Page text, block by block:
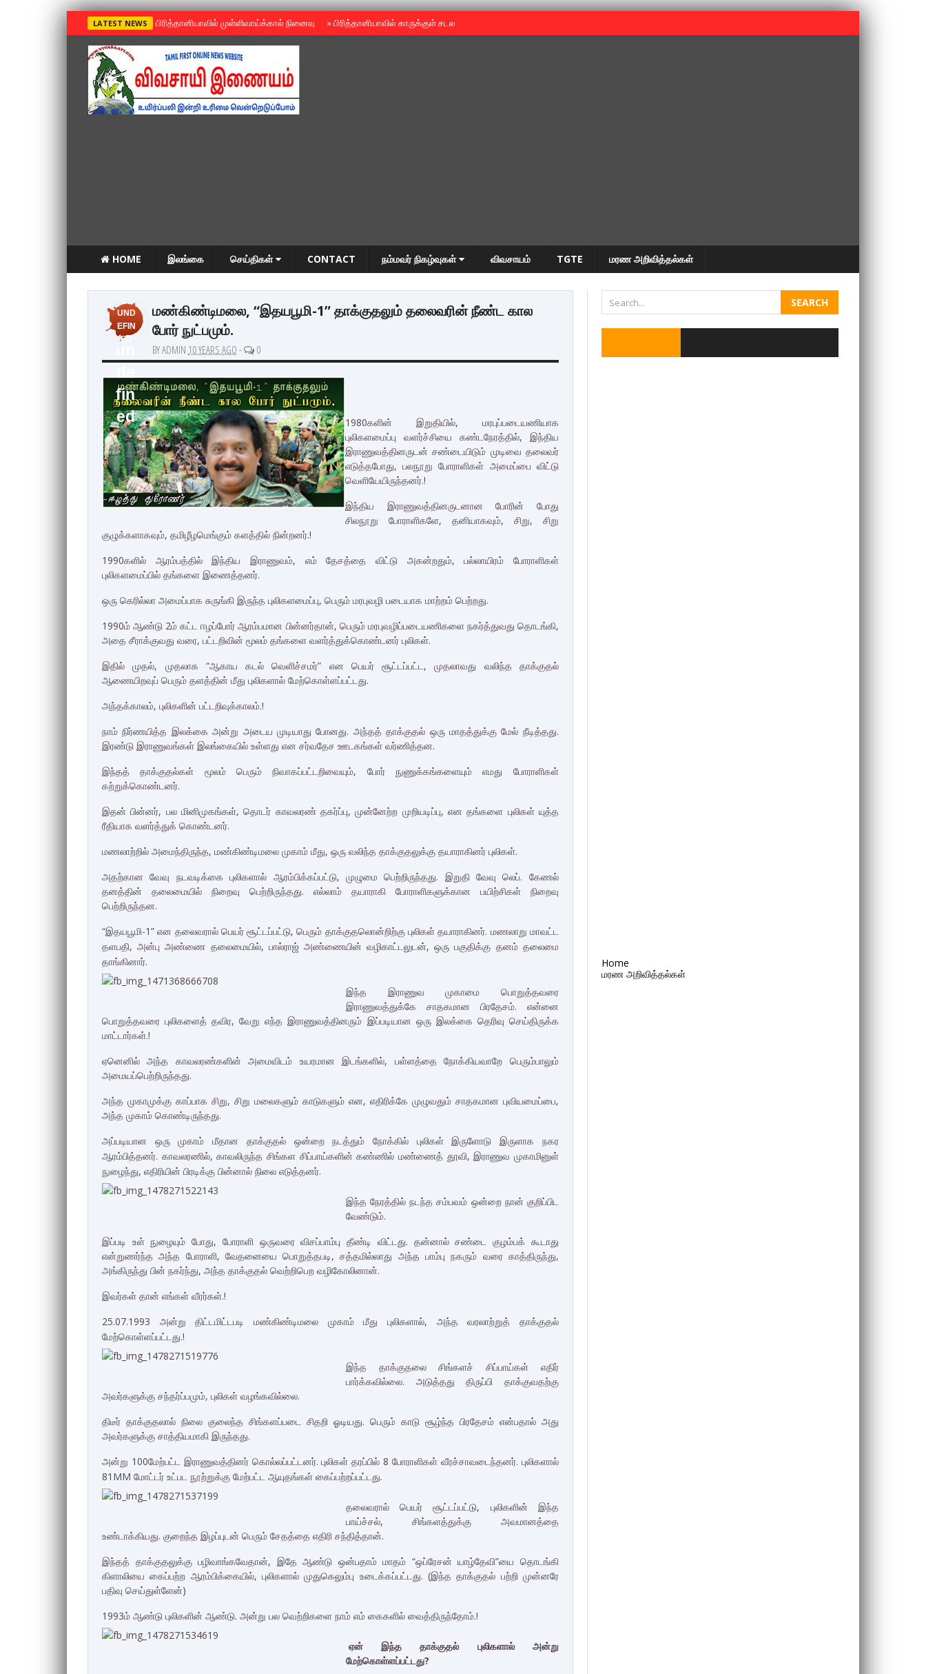
LATEST NEWS »பிரித்தானியாவில் முள்ளிவாய்க்கால் நினைவு »பிரித்தானியாவில் காருக்குள் சடலம் -தமிழருடையதா ?
HOME இலங்கை செய்திகள் CONTACT நம்மவர் நிகழ்வுகள் விவசாயம் TGTE மரண அறிவித்தல்கள்
UND
EFIN
ED
fin
ed
மண்கிண்டிமலை, “இதயபூமி-1” தாக்குதலும் தலைவரின் நீண்ட கால
போர் நுட்பமும்.
BY ADMIN 10 YEARS AGO - 0
1980களின் இறுதியில், மரபுப்படையணியாக
புலிகளமைப்பு வளர்ச்சியை கண்டநேரத்தில், இந்திய
இராணுவத்தினருடன் சண்டையிடும் முடிவை தலைவர்
எடுத்தபோது, பலநூறு போராளிகள் அமைப்பை விட்டு
வெளியேயிருந்தனர்.!
இந்திய இராணுவத்தினருடனான போரின் போது
சிலநூறு போராளிகளே, தனியாகவும், சிறு, சிறு
குழுக்களாகவும், தமிழீழமெங்கும் களத்தில் நின்றனர்.!
1990களில் ஆரம்பத்தில் இந்திய இராணுவம், எம் தேசத்தை விட்டு அகன்றதும், பல்லாயிரம் போராளிகள்
புலிகளமைப்பில் தங்களை இணைத்தனர்.
ஒரு கெரில்லா அமைப்பாக சுருங்கி இருந்த புலிகளமைப்பு, பெரும் மரபுவழி படையாக மாற்றம் பெற்றது.
1990ம் ஆண்டு 2ம் கட்ட ஈழப்போர் ஆரம்பமான பின்னர்தான், பெரும் மரபுவழிப்படையணிகளை நகர்த்துவது தொடங்கி,
அதை சீராக்குவது வரை, பட்டறிவின் மூலம் தங்களை வளர்த்துக்கொண்டனர் புலிகள்.
இதில் முதல், முதலாக “ஆகாய கடல் வெளிச்சமர்” என பெயர் சூட்டப்பட்ட, முதலாவது வலிந்த தாக்குதல்
ஆணையிறவுப் பெரும் தளத்தின் மீது புலிகளால் மேற்கொள்ளப்பட்டது.
அந்தக்காலம், புலிகளின் பட்டறிவுக்காலம்.!
நாம் நிர்ணயித்த இலக்கை அன்று அடைய முடியாது போனது. அந்தத் தாக்குதல் ஒரு மாதத்துக்கு மேல் நீடித்தது.
இரண்டு இராணுவங்கள் இலங்கையில் உள்ளது என சர்வதேச ஊடகங்கள் வர்ணித்தன.
இந்தத் தாக்குதல்கள் மூலம் பெரும் நிவாகப்பட்டறிவையும், போர் நுணுக்கங்களையும் எமது போராளிகள்
கற்றுக்கொண்டனர்.
இதன் பின்னர், பல மினிமுகங்கள், தொடர் காவலரண் தகர்ப்பு, முன்னேற்ற முறியடிப்பு, என தங்களை புலிகள் யுத்த
ரீதியாக வளர்த்துக் கொண்டனர்.
மணலாற்றில் அமைந்திருந்த, மண்கிண்டிமலை முகாம் மீது, ஒரு வலிந்த தாக்குதலுக்கு தயாராகினர் புலிகள்.
அதற்கான வேவு நடவடிக்கை புலிகளால் ஆரம்பிக்கப்பட்டு, முழுமை பெற்றிருந்தது. இறுதி வேவு லெப். கேணல்
தனத்தின் தலைமையில் நிறைவு பெற்றிருந்தது. எல்லாம் தயாராகி போராளிகளுக்கான பயிற்சிகள் நிறைவு
பெற்றிருந்தன.
“இதயபூமி-1” என தலைவரால் பெயர் சூட்டப்பட்டு, பெரும் தாக்குதலொன்றிற்கு புலிகள் தயாராகினர். மணலாறு மாவட்ட
தளபதி, அன்பு அண்ணை தலைமையில், பால்ராஜ் அண்ணையின் வழிகாட்டலுடன், ஒரு பகுதிக்கு தனம் தலைமை
தாங்கினார்.
இந்த இராணுவ முகாமை பொறுத்தவரை
இராணுவத்துக்கே சாதகமான பிரதேசம். என்னை
பொறுத்தவரை புலிகளைத் தவிர, வேறு எந்த இராணுவத்தினரும் இப்படியான ஒரு இலக்கை தெரிவு செய்திருக்க
மாட்டார்கள்.!
ஏனெனில் அந்த காவலரண்களின் அமைவிடம் உயரமான இடங்களில், பள்ளத்தை நோக்கியவாறே பெரும்பாலும்
அமையப்பெற்றிருந்தது.
அந்த முகாமுக்கு காப்பாக சிறு, சிறு மலைகளும் காடுகளும் என, எதிரிக்கே முழுவதும் சாதகமான புவியமைப்பை,
அந்த முகாம் கொண்டிருந்தது.
அப்படியான ஒரு முகாம் மீதான தாக்குதல் ஒன்றை நடத்தும் நோக்கில் புலிகள் இருளோடு இருளாக நகர
ஆரம்பித்தனர். காவலரணில், காவலிருந்த சிங்கள சிப்பாய்களின் கண்ணில் மண்ணைத் தூவி, இராணுவ முகாமினுள்
நுழைந்து, எதிரியின் பிரடிக்கு பின்னால் நிலை எடுத்தனர்.
இந்த நேரத்தில் நடந்த சம்பவம் ஒன்றை நான் குறிப்பிட
வேண்டும்.
இப்படி உள் நுழையும் போது, போராளி ஒருவரை விசப்பாம்பு தீண்டி விட்டது. தன்னால் சண்டை குழம்பக் கூடாது
என்றுணர்ந்த அந்த போராளி, வேதனையை பொறுத்தபடி, சத்தமில்லாது அந்த பாம்பு நகரும் வரை காத்திருந்து,
அங்கிருந்து பின் நகர்ந்து, அந்த தாக்குதல் வெற்றிபெற வழிகோலினான்.
இவர்கள் தான் எங்கள் வீரர்கள்.!
25.07.1993 அன்று திட்டமிட்டபடி மண்கிண்டிமலை முகாம் மீது புலிகளால், அந்த வரலாற்றுத் தாக்குதல்
மேற்கொள்ளப்பட்டது.!
இந்த தாக்குதலை சிங்களச் சிப்பாய்கள் எதிர்
பார்க்கவில்லை. அடுத்தது திருப்பி தாக்குவதற்கு
அவர்களுக்கு சந்தர்ப்பமும், புலிகள் வழங்கவில்லை.
திடீர் தாக்குதலால் நிலை குலைந்த சிங்களப்படை சிதறி ஓடியது. பெரும் காடு சூழ்ந்த பிரதேசம் என்பதால் அது
அவர்களுக்கு சாத்தியமாகி இருந்தது.
அன்று 100மேற்பட்ட இராணுவத்தினர் கொல்லப்பட்டனர். புலிகள் தரப்பில் 8 போராளிகள் வீரச்சாவடைந்தனர். புலிகளால்
81MM மோட்டர் உட்பட நூற்றுக்கு மேற்பட்ட ஆயுதங்கள் கைப்பற்றப்பட்டது.
தலைவரால் பெயர் சூட்டப்பட்டு, புலிகளின் இந்த
பாய்ச்சல், சிங்களத்துக்கு அவமானத்தை
உண்டாக்கியது. குறைந்த இழப்புடன் பெரும் சேதத்தை எதிரி சந்தித்தான்.
இந்தத் தாக்குதலுக்கு பழிவாங்கவேதான், இதே ஆண்டு ஒன்பதாம் மாதம் “ஒப்ரேசன் யாழ்தேவி”யை தொடங்கி
கிளாலியை கைப்பற்ற ஆரம்பிக்கையில், புலிகளால் முதுகெலும்பு உடைக்கப்பட்டது. (இந்த தாக்குதல் பற்றி முன்னரே
பதிவு செய்துள்ளேன்)
1993ம் ஆண்டு புலிகளின் ஆண்டு. அன்று பல வெற்றிகளை நாம் எம் கைகளில் வைத்திருந்தோம்.!
ஏன் இந்த தாக்குதல் புலிகளால் அன்று
மேற்கொள்ளப்பட்டது?
Home
மரண அறிவித்தல்கள்